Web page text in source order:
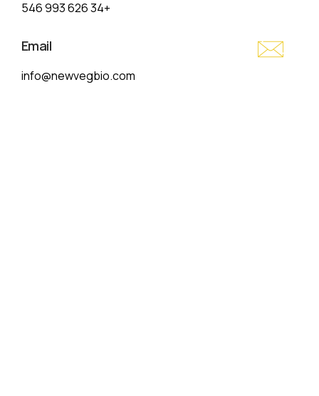
info@newvegbio.com